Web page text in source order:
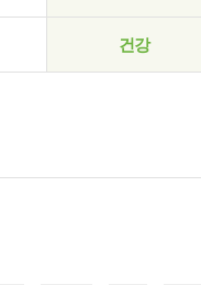
건강